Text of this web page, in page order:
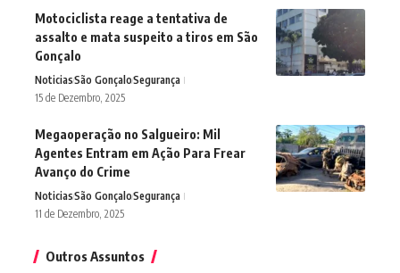
Motociclista reage a tentativa de
assalto e mata suspeito a tiros em São
Gonçalo
NoticiasSão GonçaloSegurança
15 de Dezembro, 2025
Megaoperação no Salgueiro: Mil
Agentes Entram em Ação Para Frear
Avanço do Crime
NoticiasSão GonçaloSegurança
11 de Dezembro, 2025
Outros Assuntos